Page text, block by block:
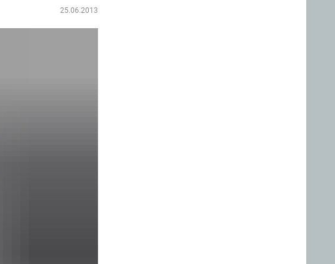
25.06.2013